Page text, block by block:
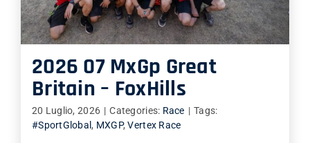
2026 07 MxGp Great
Britain – FoxHills
20 Luglio, 2026 | Categories: Race | Tags:
#SportGlobal , MXGP,Vertex Race